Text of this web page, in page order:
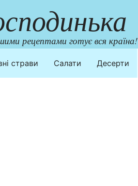
рецептами готує вся країна!
страви Салати Десерти